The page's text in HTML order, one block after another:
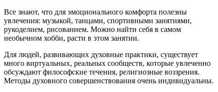
Все знают, что для эмоционального комфорта полезны
увлечения: музыкой, танцами, спортивными занятиями,
рукоделием, рисованием. Можно найти себя в самом
необычном хобби, расти в этом занятии.
Для людей, развивающих духовные практики, существует
много виртуальных, реальных сообществ, которые увлеченно
обсуждают философские течения, религиозные воззрения.
Методы духовного совершенствования очень индивидуальны.